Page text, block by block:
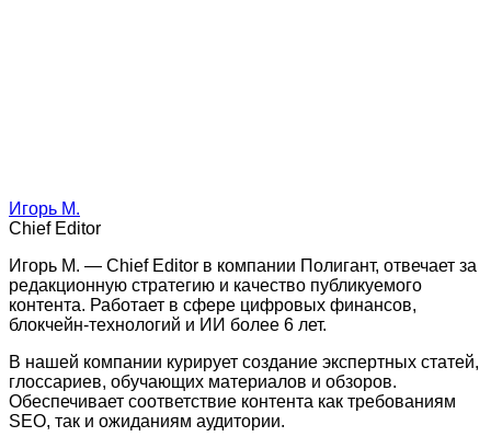
Игорь М.
Chief Editor
Игорь М. — Chief Editor в компании Полигант, отвечает за
редакционную стратегию и качество публикуемого
контента. Работает в сфере цифровых финансов,
блокчейн-технологий и ИИ более 6 лет.
В нашей компании курирует создание экспертных статей,
глоссариев, обучающих материалов и обзоров.
Обеспечивает соответствие контента как требованиям
SEO, так и ожиданиям аудитории.